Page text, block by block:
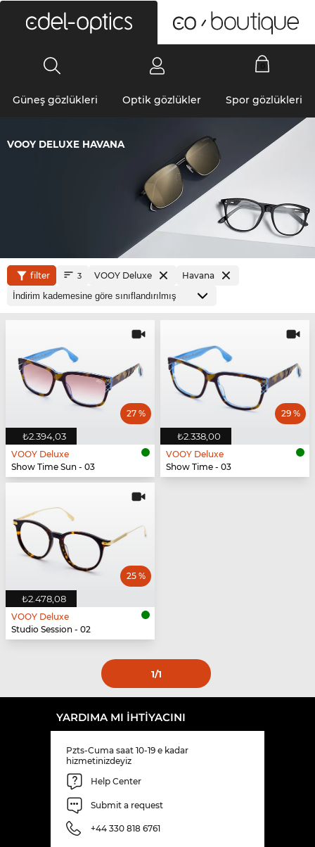
Güneş gözlükleri Optik gözlükler Spor gözlükleri
VOOY DELUXE HAVANA
filter 3 VOOY Deluxe Havana
₺2.394,03
27 %
VOOY Deluxe
Show Time Sun - 03
₺2.338,00
29 %
VOOY Deluxe
Show Time - 03
₺2.478,08
25 %
VOOY Deluxe
Studio Session - 02
1/1
YARDIMA MI IHTIYACINI
Pzts-Cuma saat 10-19 e kadar
hizmetinizdeyiz
Help Center
Submit a request
+44 330 818 6761